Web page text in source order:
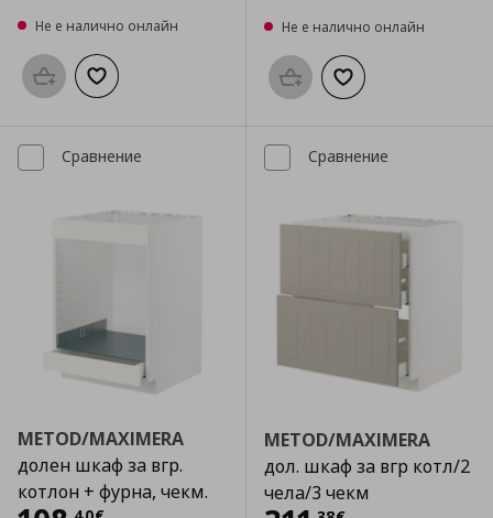
Не е налично онлайн
Προσθήκη στο καλάθι
Добави към списъка с любими
Не е налично онлайн
Προσθήκη στο καλάθι
Добави към
Сравнение
METOD/MAXIMERA
долен шкаф за вгр.
котлон + фурна, чекм.
Сравнение
METOD/MAXIMERA
дол. шкаф за вгр котл/2
чела/3 чекм